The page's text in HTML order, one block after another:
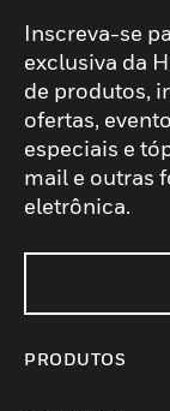
Inscreva-se
exclusiva da
de produtos,
ofertas,
especiais e
mail e outras
eletrônica.
PRODUTOS